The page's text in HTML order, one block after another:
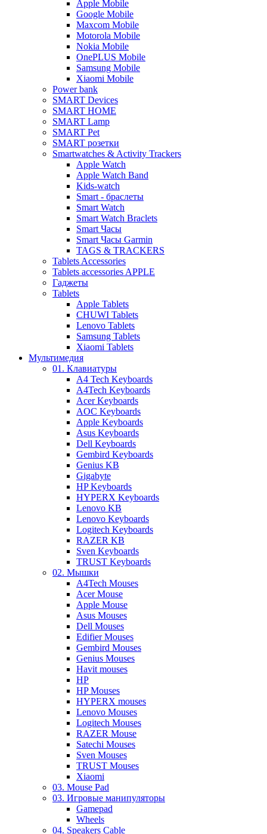
Apple Mobile
Google Mobile
Maxcom Mobile
Motorola Mobile
Nokia Mobile
OnePLUS Mobile
Samsung Mobile
Xiaomi Mobile
Power bank
SMART Devices
SMART HOME
SMART Lamp
SMART Pet
SMART розетки
Smartwatches & Activity Trackers
Apple Watch
Apple Watch Band
Kids-watch
Smart - браслеты
Smart Watch
Smart Watch Braclets
Smart Часы
Smart Часы Garmin
TAGS & TRACKERS
Tablets Accessories
Tablets accessories APPLE
Гаджеты
Tablets
Apple Tablets
CHUWI Tablets
Lenovo Tablets
Samsung Tablets
Xiaomi Tablets
Мультимедия
01. Клавиатуры
A4 Tech Keyboards
A4Tech Keyboards
Acer Keyboards
AOC Keyboards
Apple Keyboards
Asus Keyboards
Dell Keyboards
Gembird Keyboards
Genius KB
Gigabyte
HP Keyboards
HYPERX Keyboards
Lenovo KB
Lenovo Keyboards
Logitech Keyboards
RAZER KB
Sven Keyboards
TRUST Keyboards
02. Мышки
A4Tech Mouses
Acer Mouse
Apple Mouse
Asus Mouses
Dell Mouses
Edifier Mouses
Gembird Mouses
Genius Mouses
Havit mouses
HP
HP Mouses
HYPERX mouses
Lenovo Mouses
Logitech Mouses
RAZER Mouse
Satechi Mouses
Sven Mouses
TRUST Mouses
Xiaomi
03. Mouse Pad
03. Игровые манипуляторы
Gamepad
Wheels
04. Speakers Cable